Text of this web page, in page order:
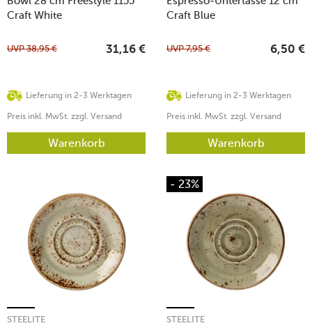
Craft White
Lieferung in 2-3 Werktagen
UVP38,95 € 31,16 €
Preis inkl. MwSt. zzgl. Versand
Warenkorb
Craft Blue
Lieferung in 2-3 Werktagen
UVP7,95 € 6,50 €
Preis inkl. MwSt. zzgl. Versand
Warenkorb
STEELITE
- 23%
STEELITE